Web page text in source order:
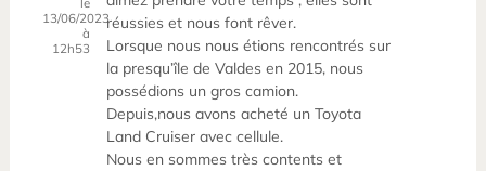
13/06/2023
à
12h53
réussies et nous font rêver.
Lorsque nous nous étions rencontrés sur
la presqu’île de Valdes en 2015, nous
possédions un gros camion.
Depuis,nous avons acheté un Toyota
Land Cruiser avec cellule.
Nous en sommes très contents et